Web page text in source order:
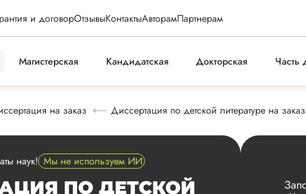
и договорОтзывыКонтактыАвторамПартнерам
Магистерская Кандидатская Докторская Часть
на заказ Диссертация по детской литературе на заказ
наук! Мы не используем ИИ
ПО ДЕТСКОЙ